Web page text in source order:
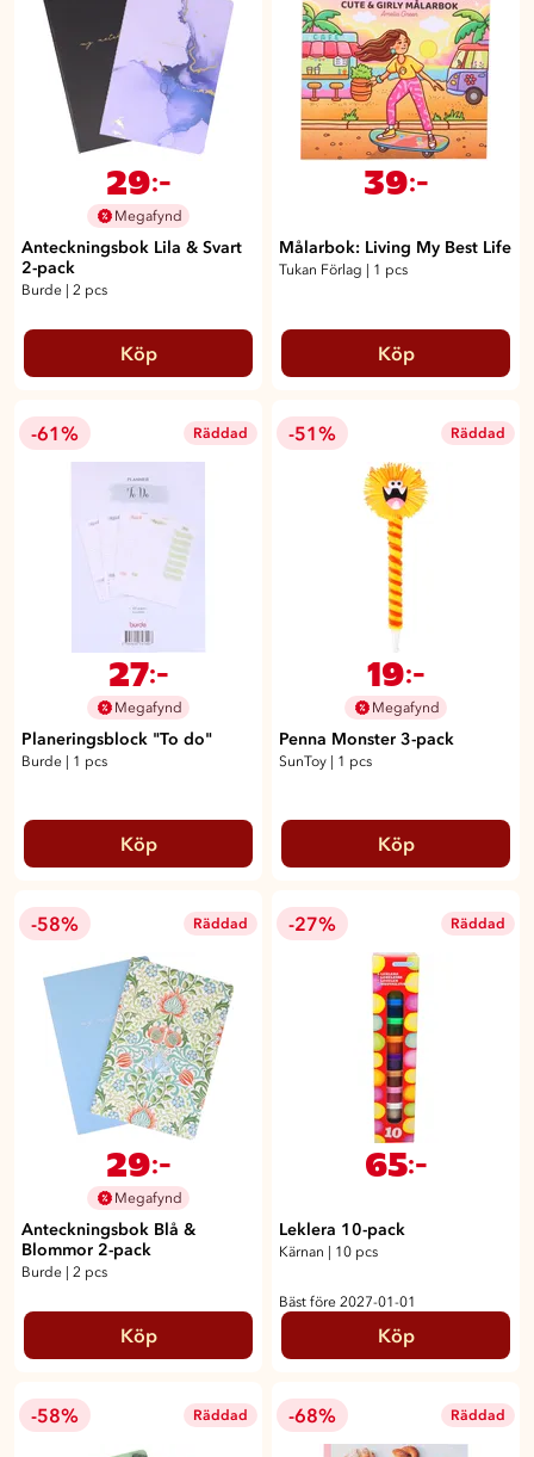
29:-
Megafynd
Anteckningsbok Lila & Svart
2-pack
Burde 2 pcs
Köp
39:-
Målarbok: Living My Best Life
Tukan Förlag 1 pcs
Köp
-61% Räddad
27:-
Megafynd
Planeringsblock "To do"
Burde | 1 pcs
Köp
-51% Räddad
19:-
Megafynd
Penna Monster 3-pack
SunToy | 1 pcs
Köp
-58% Räddad
29:-
Megafynd
Anteckningsbok Blå &
Blommor 2-pack
Burde 2 pcs
Köp
-27% Räddad
65:-
Leklera 10-pack
Kärnan 10 pcs
Bäst före 2027-01-01
Köp
-58% Räddad -68% Räddad